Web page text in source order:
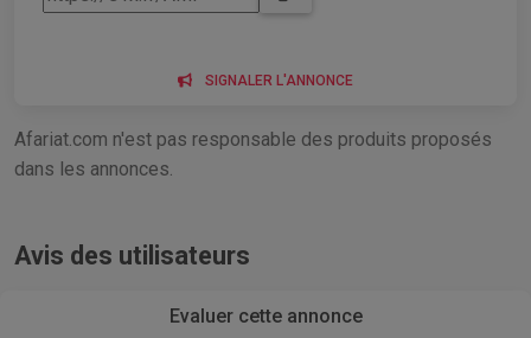
SIGNALER L'ANNONCE
Afariat.com n'est pas responsable des produits proposés
dans les annonces.
Avis des utilisateurs
Evaluer cette annonce